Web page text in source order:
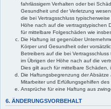
fahrlässigem Verhalten oder bei
Gesundheit und der Verletzung
die bei Vertragsschluss
Höhe nach auf die vertragstypischen
für mittelbare Folgeschäden wie
Die Haftung ist gegenüber
Körper und Gesundheit oder
Betreibers auf die bei
im Übrigen der Höhe nach auf die
Dies gilt auch für mittelbare Schäden,
Die Haftungsbegrenzung der
Mitarbeiter und Erfüllungsgehilfen des
Ansprüche für eine Haftung aus
6. ÄNDERUNGSVORBEHALT